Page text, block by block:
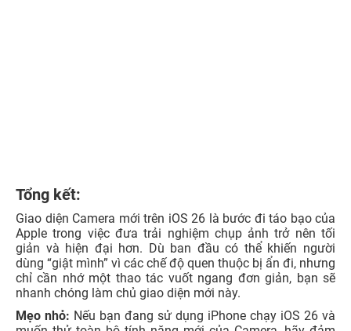
Tổng kết:
Giao diện Camera mới trên iOS 26 là bước đi táo bạo của
Apple trong việc đưa trải nghiệm chụp ảnh trở nên tối
giản và hiện đại hơn. Dù ban đầu có thể khiến người
dùng “giật mình” vì các chế độ quen thuộc bị ẩn đi, nhưng
chỉ cần nhớ một thao tác vuốt ngang đơn giản, bạn sẽ
nhanh chóng làm chủ giao diện mới này.
Mẹo nhỏ: Nếu bạn đang sử dụng iPhone chạy iOS 26 và